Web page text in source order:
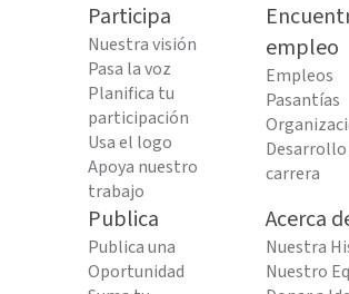
Participa
Nuestra visión
Pasa la voz
Planifica tu
participación
Usa el logo
Apoya nuestro
trabajo
empleo
Empleos
Pasantías
Desarrollo
carrera
Publica
Publica una
Oportunidad
Acerca
Nuestra
Nuestro